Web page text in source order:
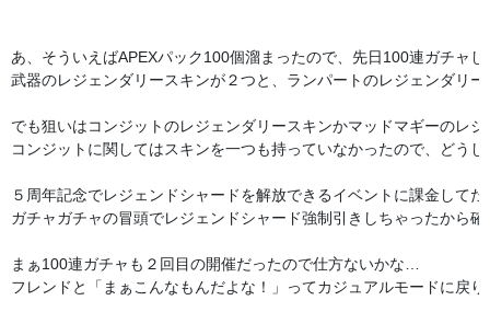
あ、そういえばAPEXパック100個溜まったので、先日100連ガチャし
武器のレジェンダリースキンが２つと、ランパートのレジェンダリ
でも狙いはコンジットのレジェンダリースキンかマッドマギーのレ
コンジットに関してはスキンを一つも持っていなかったので、どう
５周年記念でレジェンドシャードを解放できるイベントに課金してた
ガチャガチャの冒頭でレジェンドシャード強制引きしちゃったから
まぁ100連ガチャも２回目の開催だったので仕方ないかな…
フレンドと「まぁこんなもんだよな！」ってカジュアルモードに戻り